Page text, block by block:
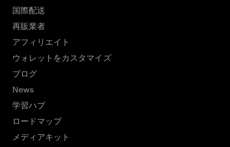
国際配送
再販業者
アフィリエイト
ウォレットをカスタマイズ
ブログ
News
学習ハブ
ロードマップ
メディアキット